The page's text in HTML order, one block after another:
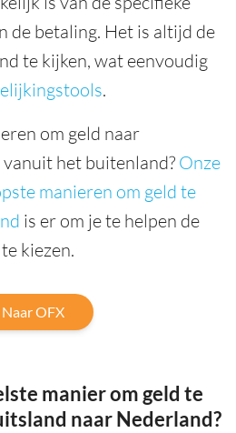
de betaling. Het is altijd de
te kijken, wat eenvoudig
.
om geld naar
het buitenland? Onze
manieren om geld te
is er om je te helpen de
kiezen.
Naar OFX
manier om geld te
naar Nederland?